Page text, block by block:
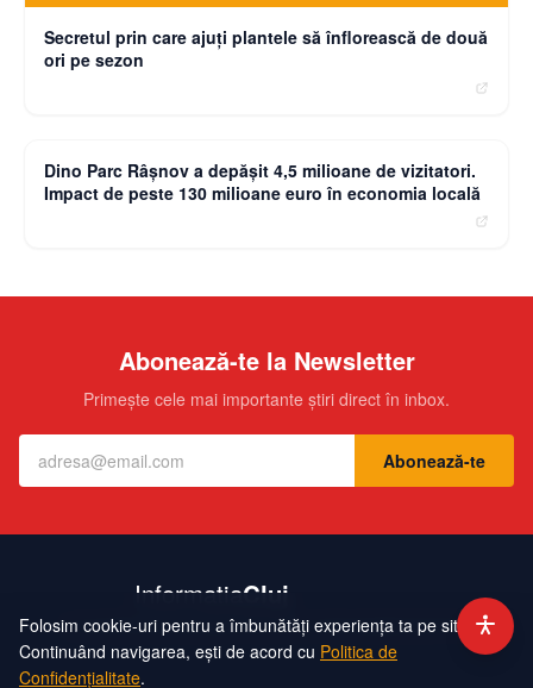
Secretul prin care ajuți plantele să înflorească de două
ori pe sezon
Dino Parc Râșnov a depășit 4,5 milioane de vizitatori.
Impact de peste 130 milioane euro în economia locală
Abonează-te la Newsletter
Primește cele mai importante știri direct în inbox.
Abonează-te
ContactEchipa Publicitate Politică de ConfidențialitateHartă Site
Folosim cookie-uri pentru a îmbunătăți experiența ta pe site.
Continuând navigarea, ești de acord cu Politica de
Confidențialitate.